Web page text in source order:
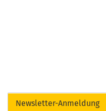
Newsletter-Anmeldung